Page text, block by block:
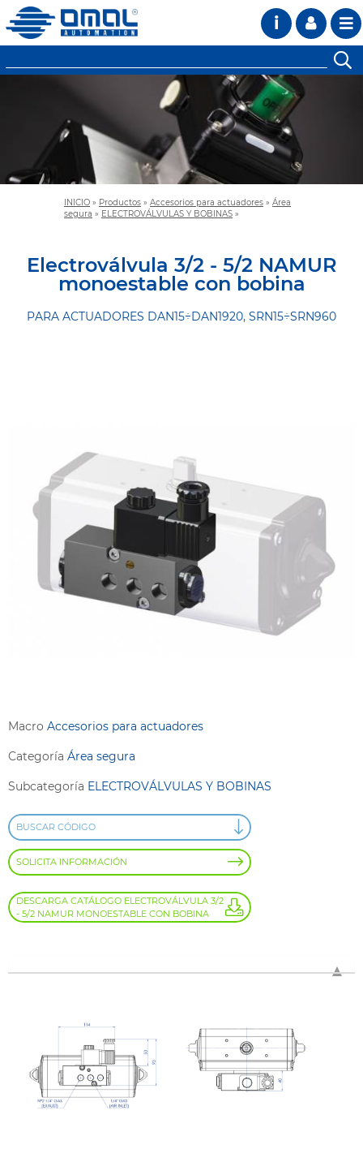
i
INICIO » Productos » Accesorios para actuadores » Área
segura » ELECTROVÁLVULAS Y BOBINAS »
Electroválvula 3/2 - 5/2 NAMUR
monoestable con bobina
PARA ACTUADORES DAN15÷DAN1920, SRN15÷SRN960
Macro Accesorios para actuadores
Categoría Área segura
Subcategoría ELECTROVÁLVULAS Y BOBINAS
BUSCAR CÓDIGO
SOLICITA INFORMACIÓN
DESCARGA CATÁLOGO ELECTROVÁLVULA 3/2
- 5/2 NAMUR MONOESTABLE CON BOBINA